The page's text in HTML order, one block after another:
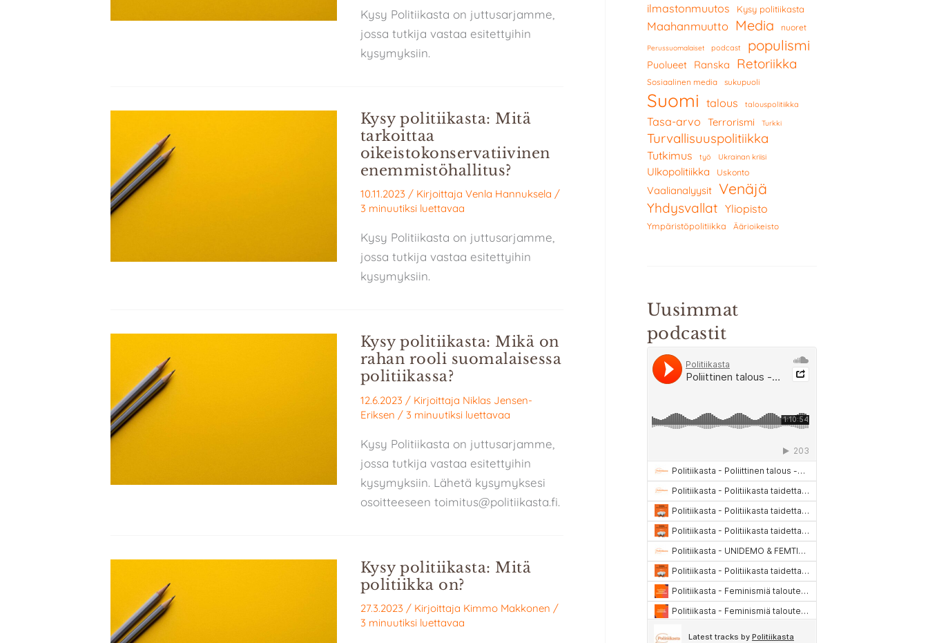
Kysy Politiikasta on juttusarjamme,
jossa tutkija vastaa esitettyihin
kysymyksiin.
Kysy politiikasta: Mitä
tarkoittaa
oikeistokonservatiivinen
enemmistöhallitus?
10.11.2023 / Kirjoittaja Venla Hannuksela /
3 minuutiksi luettavaa
Kysy Politiikasta on juttusarjamme,
jossa tutkija vastaa esitettyihin
kysymyksiin.
Kysy politiikasta: Mikä on
rahan rooli suomalaisessa
politiikassa?
12.6.2023 / Kirjoittaja Niklas Jensen-
Eriksen / 3 minuutiksi luettavaa
Kysy Politiikasta on juttusarjamme,
jossa tutkija vastaa esitettyihin
kysymyksiin. Lähetä kysymyksesi
osoitteeseen toimitus@politiikasta.fi.
Kysy politiikasta: Mitä
politiikka on?
27.3.2023 / Kirjoittaja Kimmo Makkonen /
3 minuutiksi luettavaa
ilmastonmuutos Kysy politiikasta
Maahanmuutto Media nuoret
Perussuomalaiset podcast populismi
Puolueet Ranska Retoriikka
Sosiaalinen media sukupuoli
Suomi talous talouspolitiikka
Tasa-arvo Terrorismi Turkki
Turvallisuuspolitiikka
Tutkimus työ Ukrainan kriisi
Ulkopolitiikka Uskonto
Vaalianalyysit Venäjä
Yhdysvallat Yliopisto
Ympäristöpolitiikka Äärioikeisto
Uusimmat
podcastit